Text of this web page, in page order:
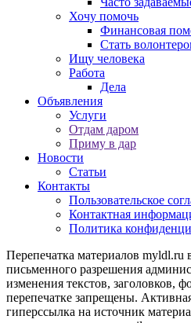
Хочу помочь
Финансовая
Стать
Ищу человека
Работа
Дела
Объявления
Услуги
Отдам даром
Приму в дар
Новости
Статьи
Контакты
Пользовательское
Контактная
Политика
Перепечатка материалов myldl.ru
письменного разрешения
изменения текстов, заголовков,
перепечатке запрещены.
гиперссылка на источник